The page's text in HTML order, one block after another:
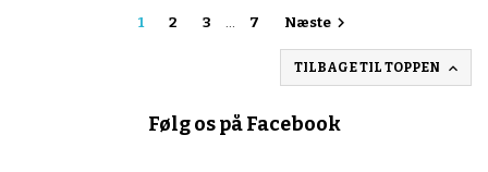
1 2 3 7 Næste
TILBAGE TIL TOPPEN 
Følg os på Facebook